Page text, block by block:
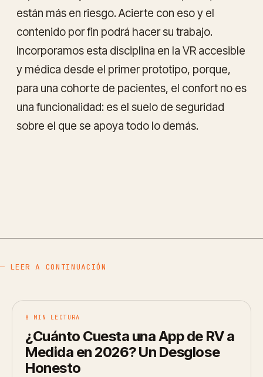
están más en riesgo. Acierte con eso y el
contenido por fin podrá hacer su trabajo.
Incorporamos esta disciplina en la VR accesible
y médica desde el primer prototipo, porque,
para una cohorte de pacientes, el confort no es
una funcionalidad: es el suelo de seguridad
sobre el que se apoya todo lo demás.
— LEER A CONTINUACIÓN
8 MIN LECTURA
¿Cuánto Cuesta una App de RV a
Medida en 2026? Un Desglose
Honesto